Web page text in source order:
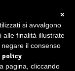
×
si avvalgono
alle finalità illustrate
il consenso
policy
pagina, cliccando